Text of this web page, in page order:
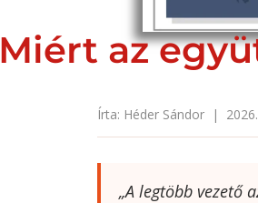
Miért az
Írta: Héder Sándor |
„A legtöbb vezető